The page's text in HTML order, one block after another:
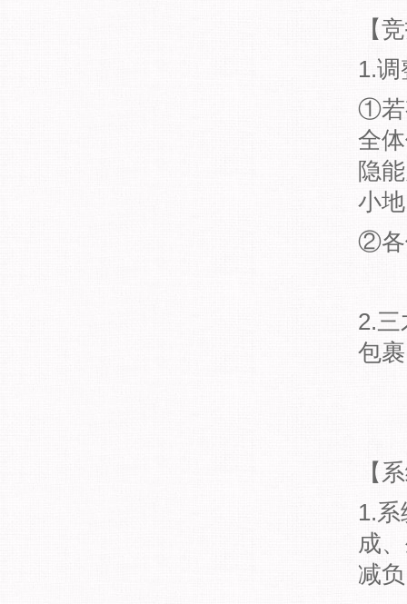
【
1.
①若
全
隐
小
②各
2.
包
【
1.
成
减